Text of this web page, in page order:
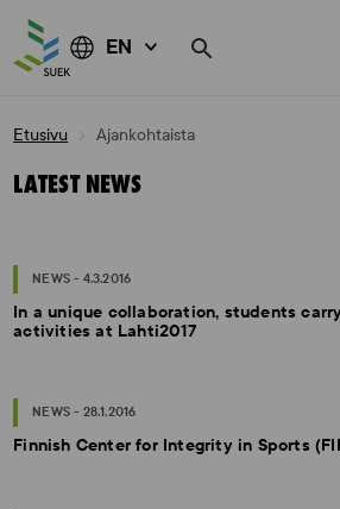
EN
Etusivu Ajankohtaista
LATEST NEWS
NEWS - 4.3.2016
In a unique collaboration, students
activities at Lahti2017
NEWS - 28.1.2016
Finnish Center for Integrity in Sports